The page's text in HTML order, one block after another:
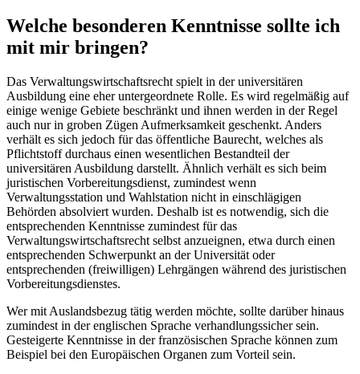
Welche besonderen Kenntnisse sollte ich
mit mir bringen?
Das Verwaltungswirtschaftsrecht spielt in der universitären
Ausbildung eine eher untergeordnete Rolle. Es wird regelmäßig auf
einige wenige Gebiete beschränkt und ihnen werden in der Regel
auch nur in groben Zügen Aufmerksamkeit geschenkt. Anders
verhält es sich jedoch für das öffentliche Baurecht, welches als
Pflichtstoff durchaus einen wesentlichen Bestandteil der
universitären Ausbildung darstellt. Ähnlich verhält es sich beim
juristischen Vorbereitungsdienst, zumindest wenn
Verwaltungsstation und Wahlstation nicht in einschlägigen
Behörden absolviert wurden. Deshalb ist es notwendig, sich die
entsprechenden Kenntnisse zumindest für das
Verwaltungswirtschaftsrecht selbst anzueignen, etwa durch einen
entsprechenden Schwerpunkt an der Universität oder
entsprechenden (freiwilligen) Lehrgängen während des juristischen
Vorbereitungsdienstes.
Wer mit Auslandsbezug tätig werden möchte, sollte darüber hinaus
zumindest in der englischen Sprache verhandlungssicher sein.
Gesteigerte Kenntnisse in der französischen Sprache können zum
Beispiel bei den Europäischen Organen zum Vorteil sein.